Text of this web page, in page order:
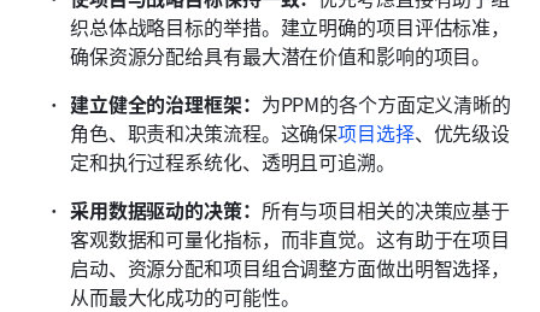
织总体战略目标的举措。建立明确的项目评估标准，
确保资源分配给具有最大潜在价值和影响的项目。
建立健全的治理框架： 为PPM的各个方面定义清晰的
角色、职责和决策流程。这确保项目选择、优先级设
定和执行过程系统化、透明且可追溯。
采用数据驱动的决策： 所有与项目相关的决策应基于
客观数据和可量化指标，而非直觉。这有助于在项目
启动、资源分配和项目组合调整方面做出明智选择，
从而最大化成功的可能性。